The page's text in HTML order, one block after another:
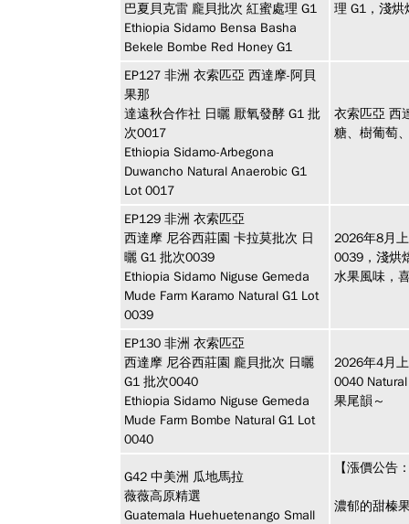
巴夏貝克雷 龐貝批次 紅蜜處理 G1
Ethiopia Sidamo Bensa Basha
Bekele Bombe Red Honey G1
理 G1，淺
EP127 非洲 衣索匹亞 西達摩-阿貝
果那
達遠秋合作社 日曬 厭氧發酵 G1 批
次0017
Ethiopia Sidamo-Arbegona
Duwancho Natural Anaerobic G1
Lot 0017
衣索匹亞 西
糖、樹葡萄
EP129 非洲 衣索匹亞
西達摩 尼谷西莊園 卡拉莫批次 日
曬 G1 批次0039
Ethiopia Sidamo Niguse Gemeda
Mude Farm Karamo Natural G1 Lot
0039
2026年8月
0039，淺烘
水果風味，
EP130 非洲 衣索匹亞
西達摩 尼谷西莊園 龐貝批次 日曬
G1 批次0040
Ethiopia Sidamo Niguse Gemeda
Mude Farm Bombe Natural G1 Lot
0040
2026年4月
0040
果尾韻～
G42 中美洲 瓜地馬拉
薇薇高原精選
Guatemala Huehuetenango Small
【漲價公告
濃郁的甜榛